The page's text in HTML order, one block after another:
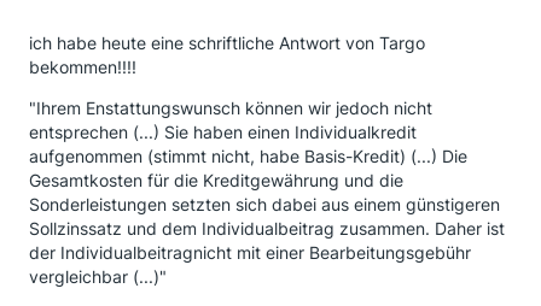
ich habe heute eine schriftliche Antwort von Targo
bekommen!!!!
"Ihrem Enstattungswunsch können wir jedoch nicht
entsprechen (...) Sie haben einen Individualkredit
aufgenommen (stimmt nicht, habe Basis-Kredit) (...) Die
Gesamtkosten für die Kreditgewährung und die
Sonderleistungen setzten sich dabei aus einem günstigeren
Sollzinssatz und dem Individualbeitrag zusammen. Daher ist
der Individualbeitragnicht mit einer Bearbeitungsgebühr
vergleichbar (...)"